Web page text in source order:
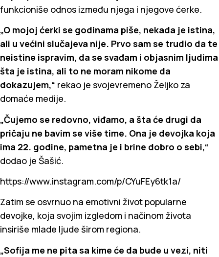
funkcioniše odnos između njega i njegove ćerke.
„O mojoj ćerki se godinama piše, nekada je istina,
ali u većini slučajeva nije. Prvo sam se trudio da te
neistine ispravim, da se svađam i objasnim ljudima
šta je istina, ali to ne moram nikome da
dokazujem,“ rekao je svojevremeno Željko za
domaće medije.
„Čujemo se redovno, viđamo, a šta će drugi da
pričaju ne bavim se više time. Ona je devojka koja
ima 22. godine, pametna je i brine dobro o sebi,“
dodao je Šašić.
https://www.instagram.com/p/CYuFEy6tk1a/
Zatim se osvrnuo na emotivni život popularne
devojke, koja svojim izgledom i načinom života
insiriše mlade ljude širom regiona.
„Sofija me ne pita sa kime će da bude u vezi, niti